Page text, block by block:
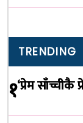
TRENDING
१‘प्रेम साँच्चीकै